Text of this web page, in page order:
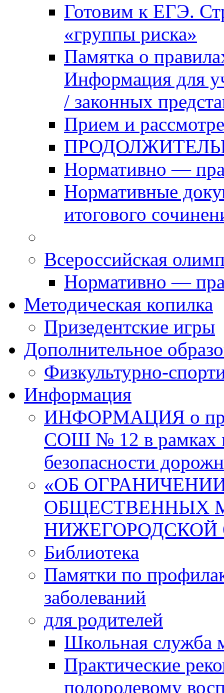
Готовим к ЕГЭ.
«группы риска»
Памятка о
Информация для
/ законных
Прием и
Нормативно —
Нормативные
итогового
Всероссийская
Нормативно —
Методическая копилка
Призедентские игры
Дополнительное
Физкультурно-
Информация
ИНФОРМАЦИЯ о
СОШ № 12 в рамках
безопасности
«ОБ
ОБЩЕСТВЕННЫХ
НИЖЕГОРОДСКОЙ
Библиотека
Памятки по
заболеваний
для родителей
Школьная служба
Практические
полоролевому